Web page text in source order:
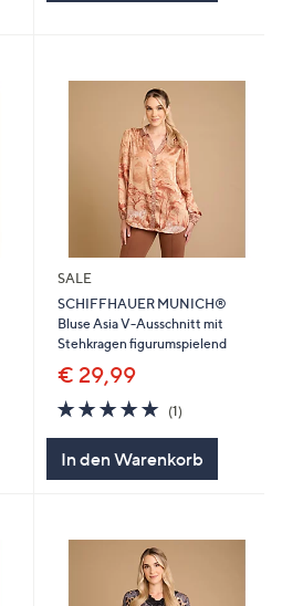
SALE
SCHIFFHAUER MUNICH®
Bluse Asia V-Ausschnitt mit
Stehkragen figurumspielend
€ 29,99
5.0
von
(1)1
In den Warenkorb